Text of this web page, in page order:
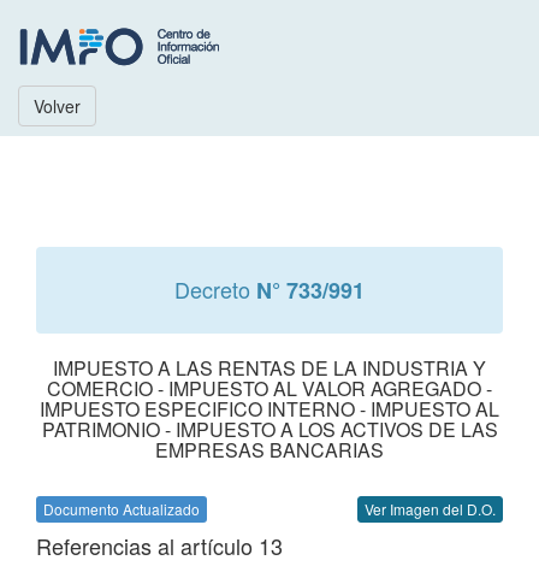
Volver
Decreto N° 733/991
IMPUESTO A LAS RENTAS DE LA INDUSTRIA Y
COMERCIO - IMPUESTO AL VALOR AGREGADO -
IMPUESTO ESPECIFICO INTERNO - IMPUESTO AL
PATRIMONIO - IMPUESTO A LOS ACTIVOS DE LAS
EMPRESAS BANCARIAS
Documento Actualizado Ver Imagen del D.O.
Referencias al artículo 13